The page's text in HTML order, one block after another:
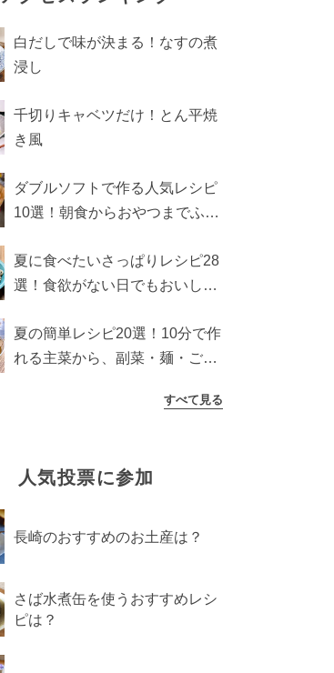
白だしで味が決まる！なすの煮
浸し
千切りキャベツだけ！とん平焼
き風
ダブルソフトで作る人気レシピ
10選！朝食からおやつまでふん
夏に食べたいさっぱりレシピ28
選！食欲がない日でもおいしい
夏の簡単レシピ20選！10分で作
れる主菜から、副菜・麺・ごは
すべて見る
人気投票に参加
長崎のおすすめのお土産は？
さば水煮缶を使うおすすめレシ
ピは？